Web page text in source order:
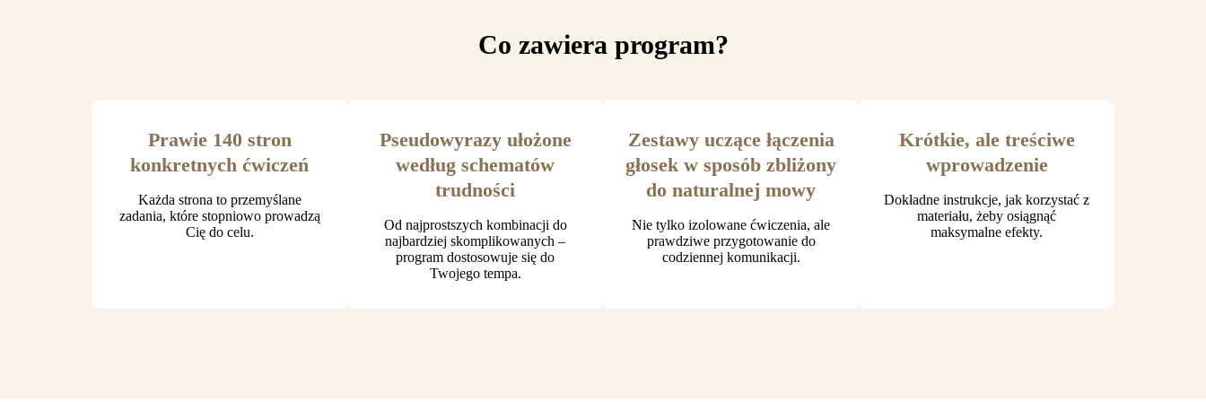
Co zawiera program?
Prawie 140 stron
konkretnych ćwiczeń
Każda strona to przemyślane
zadania, które stopniowo prowadzą
Cię do celu.
Pseudowyrazy ułożone
według schematów
trudności
Od najprostszych kombinacji do
najbardziej skomplikowanych –
program dostosowuje się do
Twojego tempa.
Zestawy uczące łączenia
głosek w sposób zbliżony
do naturalnej mowy
Nie tylko izolowane ćwiczenia, ale
prawdziwe przygotowanie do
codziennej komunikacji.
Krótkie, ale treściwe
wprowadzenie
Dokładne instrukcje, jak korzystać z
materiału, żeby osiągnąć
maksymalne efekty.